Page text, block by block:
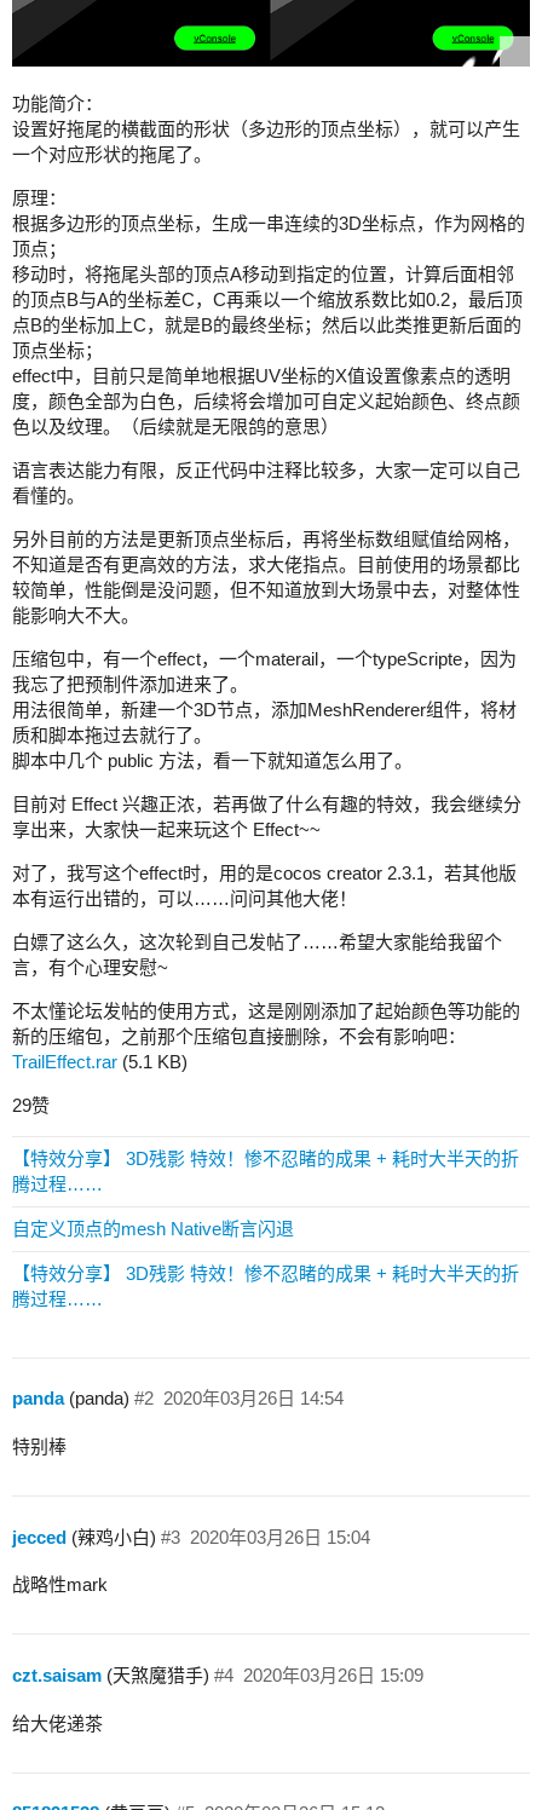
功能简介：
设置好拖尾的横截面的形状（多边形的顶点坐标），就可以产生
一个对应形状的拖尾了。
原理：
根据多边形的顶点坐标，生成一串连续的3D坐标点，作为网格的
顶点；
移动时，将拖尾头部的顶点A移动到指定的位置，计算后面相邻
的顶点B与A的坐标差C，C再乘以一个缩放系数比如0.2，最后顶
点B的坐标加上C，就是B的最终坐标；然后以此类推更新后面的
顶点坐标；
effect中，目前只是简单地根据UV坐标的X值设置像素点的透明
度，颜色全部为白色，后续将会增加可自定义起始颜色、终点颜
色以及纹理。（后续就是无限鸽的意思）
语言表达能力有限，反正代码中注释比较多，大家一定可以自己
看懂的。
另外目前的方法是更新顶点坐标后，再将坐标数组赋值给网格，
不知道是否有更高效的方法，求大佬指点。目前使用的场景都比
较简单，性能倒是没问题，但不知道放到大场景中去，对整体性
能影响大不大。
压缩包中，有一个effect，一个materail，一个typeScripte，因为
我忘了把预制件添加进来了。
用法很简单，新建一个3D节点，添加MeshRenderer组件，将材
质和脚本拖过去就行了。
脚本中几个 public 方法，看一下就知道怎么用了。
目前对 Effect 兴趣正浓，若再做了什么有趣的特效，我会继续分
享出来，大家快一起来玩这个 Effect~~
对了，我写这个effect时，用的是cocos creator 2.3.1，若其他版
本有运行出错的，可以……问问其他大佬！
白嫖了这么久，这次轮到自己发帖了……希望大家能给我留个
言，有个心理安慰~
不太懂论坛发帖的使用方式，这是刚刚添加了起始颜色等功能的
新的压缩包，之前那个压缩包直接删除，不会有影响吧：
TrailEffect.rar (5.1 KB)
29赞
【特效分享】 3D残影 特效！惨不忍睹的成果 + 耗时大半天的折
腾过程……
自定义顶点的mesh Native断言闪退
【特效分享】 3D残影 特效！惨不忍睹的成果 + 耗时大半天的折
腾过程……
panda(panda) 2020年03月26日 14:54
#2
特别棒
jecced (辣鸡小白) 2020年03月26日 15:04
#3
战略性mark
czt.saisam (天煞魔猎手) 2020年03月26日 15:09
#4
给大佬递茶